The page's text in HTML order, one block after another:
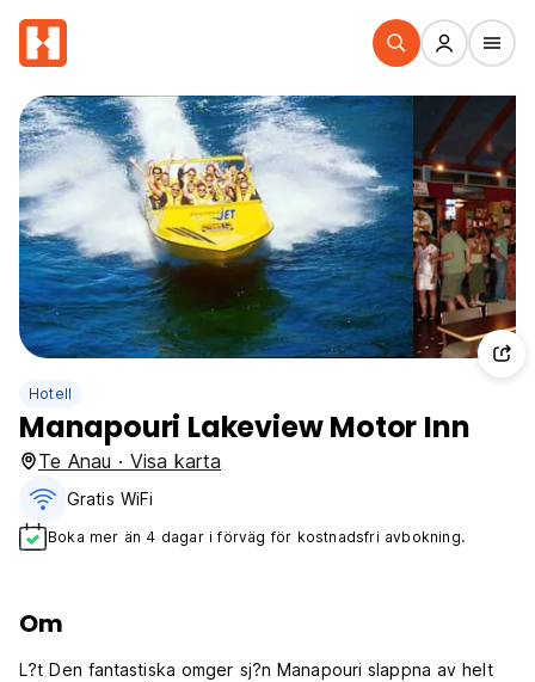
Hotell
Manapouri Lakeview Motor Inn
Te Anau · Visa karta
Gratis WiFi
Boka mer än 4 dagar i förväg för kostnadsfri avbokning.
Om
L?t Den fantastiska omger sj?n Manapouri slappna av helt